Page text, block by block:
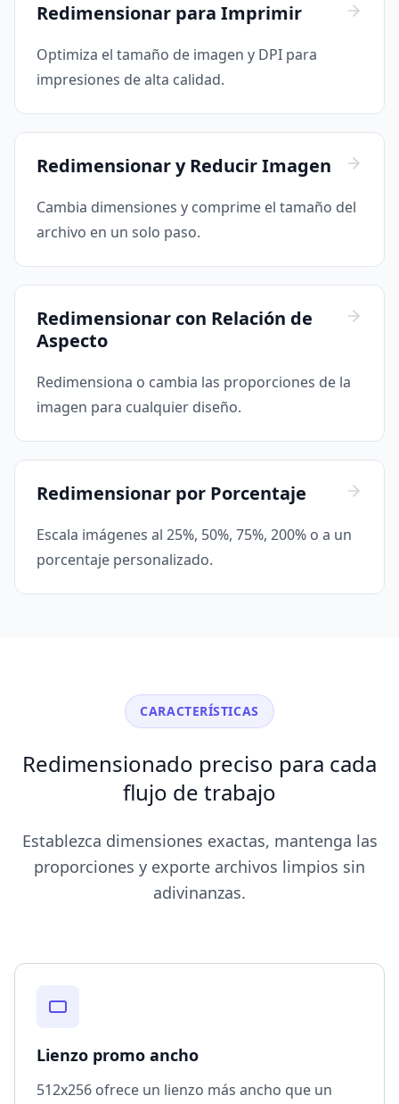
Redimensionar para Imprimir
Optimiza el tamaño de imagen y DPI para
impresiones de alta calidad.
Redimensionar y Reducir Imagen
Cambia dimensiones y comprime el tamaño del
archivo en un solo paso.
Redimensionar con Relación de
Aspecto
Redimensiona o cambia las proporciones de la
imagen para cualquier diseño.
Redimensionar por Porcentaje
Escala imágenes al 25%, 50%, 75%, 200% o a un
porcentaje personalizado.
CARACTERÍSTICAS
Redimensionado preciso para cada
flujo de trabajo
Establezca dimensiones exactas, mantenga las
proporciones y exporte archivos limpios sin
adivinanzas.
Lienzo promo ancho
512x256 ofrece un lienzo más ancho que un